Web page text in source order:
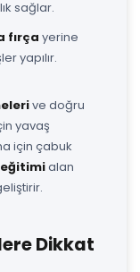
sağlar.
fırça yerine
yapılır.
ve doğru
yavaş
için çabuk
eğitimialan
Dikkat